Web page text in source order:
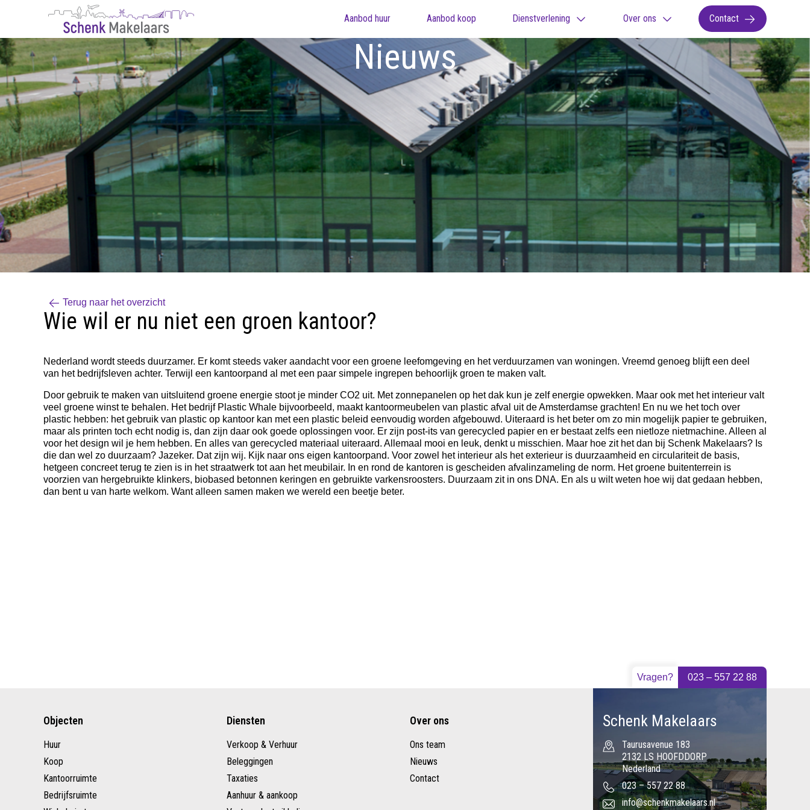
Aanbod huur Aanbod koop Dienstverlening Over ons Contact
Nieuws
Terug naar het overzicht
Wie wil er nu niet een groen kantoor?
Nederland wordt steeds duurzamer. Er komt steeds vaker aandacht voor een groene​ ​leefomgeving en het verduurzamen van woningen. Vreemd genoeg blijft een deel
van het​ ​bedrijfsleven achter. Terwijl een kantoorpand al met een paar simpele ingrepen behoorlijk​ ​groen te maken valt.
Door gebruik te maken van uitsluitend groene energie stoot je minder CO2 uit. Met zonnepanelen op het dak kun je zelf energie opwekken. Maar ook met het interieur valt
veel groene winst te behalen. Het bedrijf Plastic Whale bijvoorbeeld, maakt kantoormeubelen van plastic afval uit de Amsterdamse grachten! En nu we het toch over
plastic hebben: het gebruik van plastic op kantoor kan met een plastic beleid eenvoudig worden afgebouwd. Uiteraard is het beter om zo min mogelijk papier te gebruiken,
maar als printen toch echt nodig is, dan zijn daar ook goede oplossingen voor. Er zijn post-its van gerecycled papier en er bestaat zelfs een nietloze nietmachine. Alleen al
voor het design wil je hem hebben. En alles van gerecycled materiaal uiteraard. Allemaal mooi en leuk, denkt u misschien. Maar hoe zit het dan bij Schenk Makelaars? Is
die dan wel zo duurzaam? Jazeker. Dat zijn wij. Kijk naar ons eigen kantoorpand. Voor zowel het interieur als het exterieur is duurzaamheid en circulariteit de basis,
hetgeen concreet terug te zien is in het straatwerk tot aan het meubilair. In en rond de kantoren is gescheiden afvalinzameling de norm. Het groene buitenterrein is
voorzien van hergebruikte klinkers, biobased betonnen keringen en gebruikte varkensroosters. Duurzaam zit in ons DNA. En als u wilt weten hoe wij dat gedaan hebben,
dan bent u van harte welkom. Want alleen samen maken we wereld een beetje beter.
Vragen? 023 – 557 22 88
Objecten
Huur
Koop
Kantoorruimte
Bedrijfsruimte
Diensten
Verkoop & Verhuur
Beleggingen
Taxaties
Aanhuur & aankoop
Over ons
Ons team
Nieuws
Contact
Schenk Makelaars
Taurusavenue 183
2132 LS HOOFDDORP
Nederland
023 – 557 22 88
info@schenkmakelaars.nl